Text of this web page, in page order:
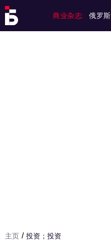
商业杂志: 俄罗斯
主页 / 投资；投资